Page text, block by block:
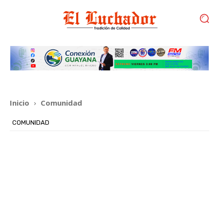
Inicio Comunidad
COMUNIDAD